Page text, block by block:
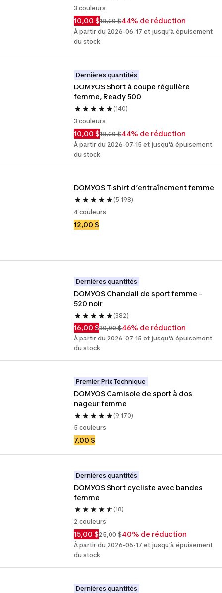
3 couleurs
10,00 $18,00 $44% de réduction
À partir du 2026-06-17 et jusqu'à épuisement
du stock
Dernières quantités
DOMYOS Short à coupe régulière
femme, Ready 500
(140)
3 couleurs
10,00 $18,00 $44% de réduction
À partir du 2026-07-15 et jusqu'à épuisement
du stock
DOMYOS T-shirt d’entraînement femme
(5 198)
4 couleurs
12,00 $
Dernières quantités
DOMYOS Chandail de sport femme –
520 noir
(382)
16,00 $30,00 $46% de réduction
À partir du 2026-07-15 et jusqu'à épuisement
du stock
Premier Prix Technique
DOMYOS Camisole de sport à dos
nageur femme
(9 170)
5 couleurs
7,00 $
Dernières quantités
DOMYOS Short cycliste avec bandes
femme
(18)
2 couleurs
15,00 $25,00 $40% de réduction
À partir du 2026-06-17 et jusqu'à épuisement
du stock
Dernières quantités